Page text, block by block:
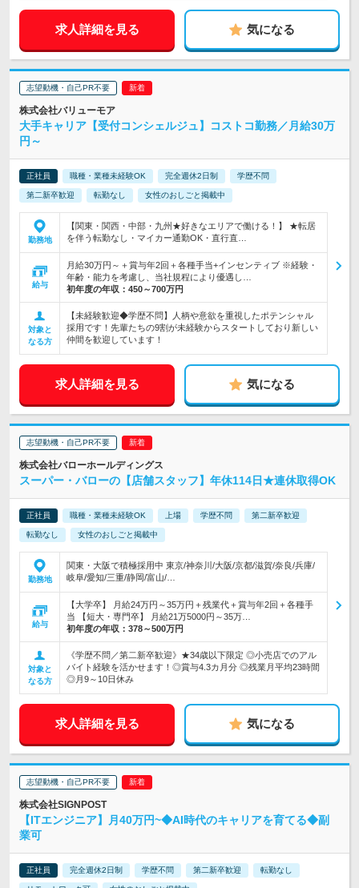
求人詳細を見る 気になる
志望動機・自己PR不要
株式会社バリューモア
大手キャリア【受付コンシェルジュ】コストコ勤務／月給30万
円～
正社員 職種・業種未経験OK 完全週休2日制 学歴不問
第二新卒歓迎 転勤なし 女性のおしごと掲載中
勤務地
【関東・関西・中部・九州★好きなエリアで働ける！】 ★転居
を伴う転勤なし・マイカー通勤OK・直行直…
給与
月給30万円～＋賞与年2回＋各種手当+インセンティブ ※経験・
年齢・能力を考慮し、当社規程により優遇し…
初年度の年収： 450～700万円
対象と
なる方
【未経験歓迎◆学歴不問】人柄や意欲を重視したポテンシャル
採用です！先輩たちの9割が未経験からスタートしており新しい
仲間を歓迎しています！
求人詳細を見る 気になる
志望動機・自己PR不要
株式会社バローホールディングス
スーパー・バローの【店舗スタッフ】年休114日★連休取得OK
正社員 職種・業種未経験OK 上場 学歴不問 第二新卒歓迎
転勤なし 女性のおしごと掲載中
勤務地
関東・大阪で積極採用中 東京/神奈川/大阪/京都/滋賀/奈良/兵庫/
岐阜/愛知/三重/静岡/富山/…
給与
【大学卒】 月給24万円～35万円＋残業代＋賞与年2回＋各種手
当 【短大・専門卒】 月給21万5000円～35万…
初年度の年収： 378～500万円
対象と
なる方
《学歴不問／第二新卒歓迎》★34歳以下限定 ◎小売店でのアル
バイト経験を活かせます！◎賞与4.3カ月分 ◎残業月平均23時間
◎月9～10日休み
求人詳細を見る 気になる
志望動機・自己PR不要
株式会社SIGNPOST
【ITエンジニア】月40万円~◆AI時代のキャリアを育てる◆副
業可
正社員 完全週休2日制 学歴不問 第二新卒歓迎 転勤なし